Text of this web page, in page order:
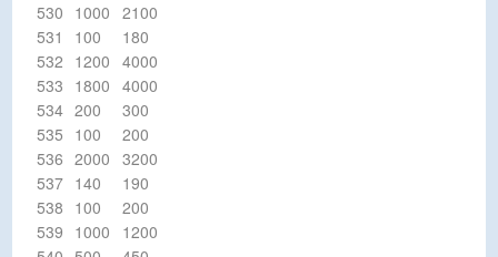
530 1000
2100
531
100
180
532 1200
4000
533 1800
4000
534 200
300
535 100
200
536 2000
3200
537 140
190
538 100
200
539 1000
1200